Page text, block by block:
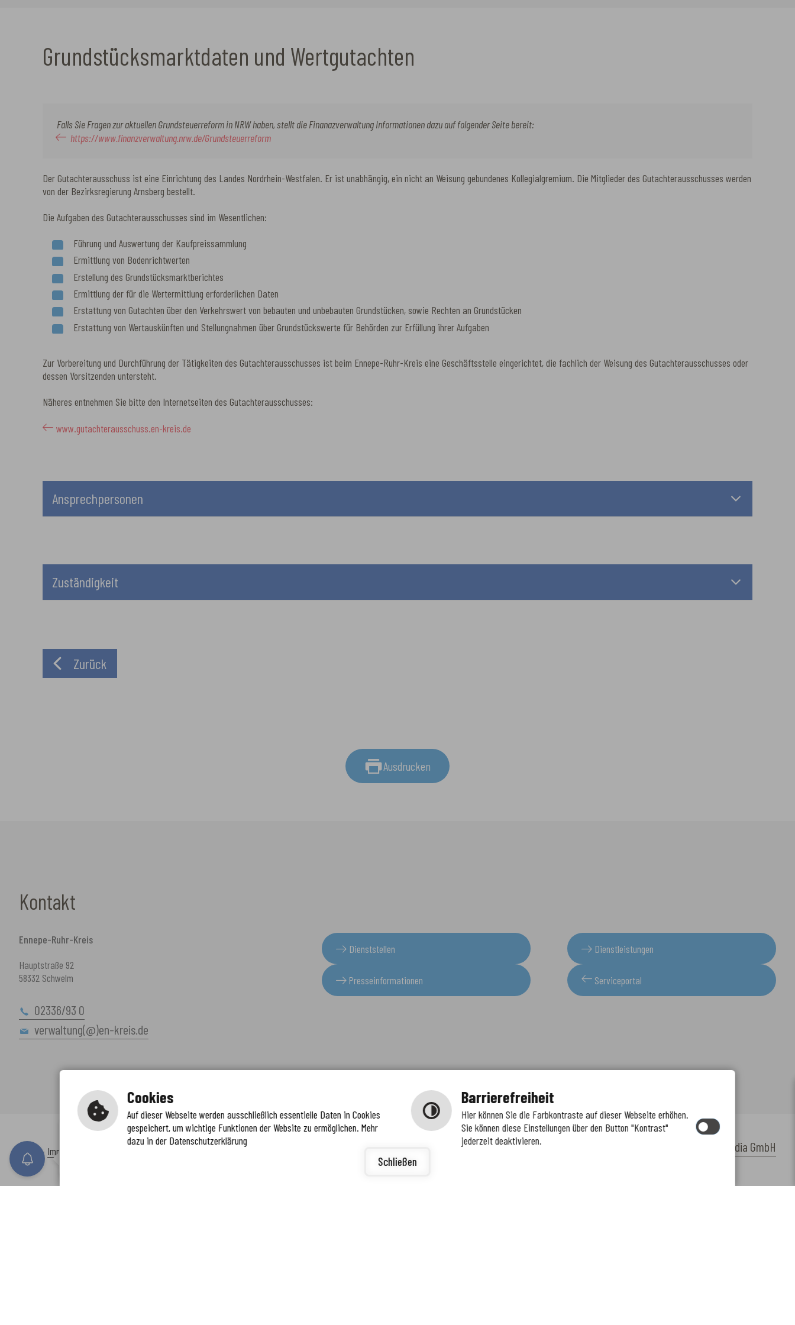
Grundstücksmarktdaten und Wertgutachten
Falls Sie Fragen zur aktuellen Grundsteuerreform in NRW haben, stellt die Finanazverwaltung Informationen dazu auf folgender Seite bereit:
https://www.finanzverwaltung.nrw.de/Grundsteuerreform
Der Gutachterausschuss ist eine Einrichtung des Landes Nordrhein-Westfalen. Er ist unabhängig, ein nicht an Weisung gebundenes Kollegialgremium. Die Mitglieder des Gutachterausschusses werden
von der Bezirksregierung Arnsberg bestellt.
Die Aufgaben des Gutachterausschusses sind im Wesentlichen:
Führung und Auswertung der Kaufpreissammlung
Ermittlung von Bodenrichtwerten
Erstellung des Grundstücksmarktberichtes
Ermittlung der für die Wertermittlung erforderlichen Daten
Erstattung von Gutachten über den Verkehrswert von bebauten und unbebauten Grundstücken, sowie Rechten an Grundstücken
Erstattung von Wertauskünften und Stellungnahmen über Grundstückswerte für Behörden zur Erfüllung ihrer Aufgaben
Zur Vorbereitung und Durchführung der Tätigkeiten des Gutachterausschusses ist beim Ennepe-Ruhr-Kreis eine Geschäftsstelle eingerichtet, die fachlich der Weisung des Gutachterausschusses oder
dessen Vorsitzenden untersteht.
Näheres entnehmen Sie bitte den Internetseiten des Gutachterausschusses:
www.gutachterausschuss.en-kreis.de
Ansprechpersonen
Zuständigkeit
Zurück
Ausdrucken
Kontakt
Ennepe-Ruhr-Kreis
Hauptstraße 92
58332 Schwelm
02336/93 0
verwaltung(@)en-kreis.de
Dienststellen Dienstleistungen
Presseinformationen Serviceportal
Inhalt - Impressum - cm citymedia GmbH
Immer auf dem neuesten Stand
www.enkreis.de möchte Ihnen Benachrichtigunge
Cookies
Auf dieser Webseite werden ausschließlich essentielle Daten in Cookies
gespeichert, um wichtige Funktionen der Website zu ermöglichen. Mehr
dazu in der Datenschutzerklärung
Barrierefreiheit
Hier können Sie die Farbkontraste auf dieser Webseite erhöhen.
Sie können diese Einstellungen über den Button "Kontrast"
jederzeit deaktivieren.
Schließen